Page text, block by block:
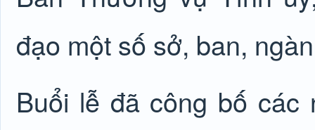
đạo một số sở, ban,
Buổi lễ đã công bố các